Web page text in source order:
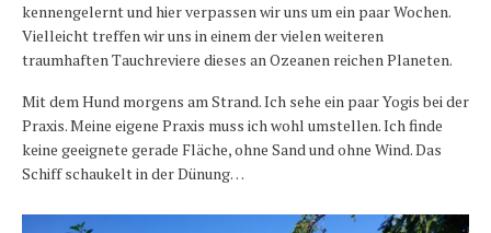
kennengelernt und hier verpassen wir uns um ein paar Wochen.
Vielleicht treffen wir uns in einem der vielen weiteren
traumhaften Tauchreviere dieses an Ozeanen reichen Planeten.
Mit dem Hund morgens am Strand. Ich sehe ein paar Yogis bei der
Praxis. Meine eigene Praxis muss ich wohl umstellen. Ich finde
keine geeignete gerade Fläche, ohne Sand und ohne Wind. Das
Schiff schaukelt in der Dünung…